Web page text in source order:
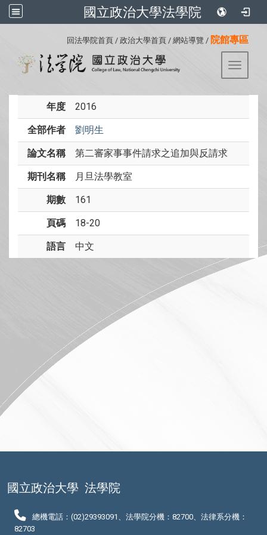
國立政治大學法學院
回法學院首頁 / 政治大學首頁 / 網站導覽 / 院館專區
Toggle
年度 2016
全部作者 劉明生
論文名稱 第二審家事事件請求之追加與反請求
期刊名稱 月旦法學教室
期數 161
頁碼 18-20
語言 中文
國立政治大學 法學院
總機電話：(02)29393091、法學院分機：82700、法律系分機：
82703